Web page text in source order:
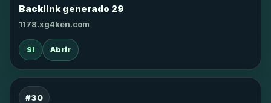
Backlink generado 29
1178.xg4ken.com
SI Abrir
#30